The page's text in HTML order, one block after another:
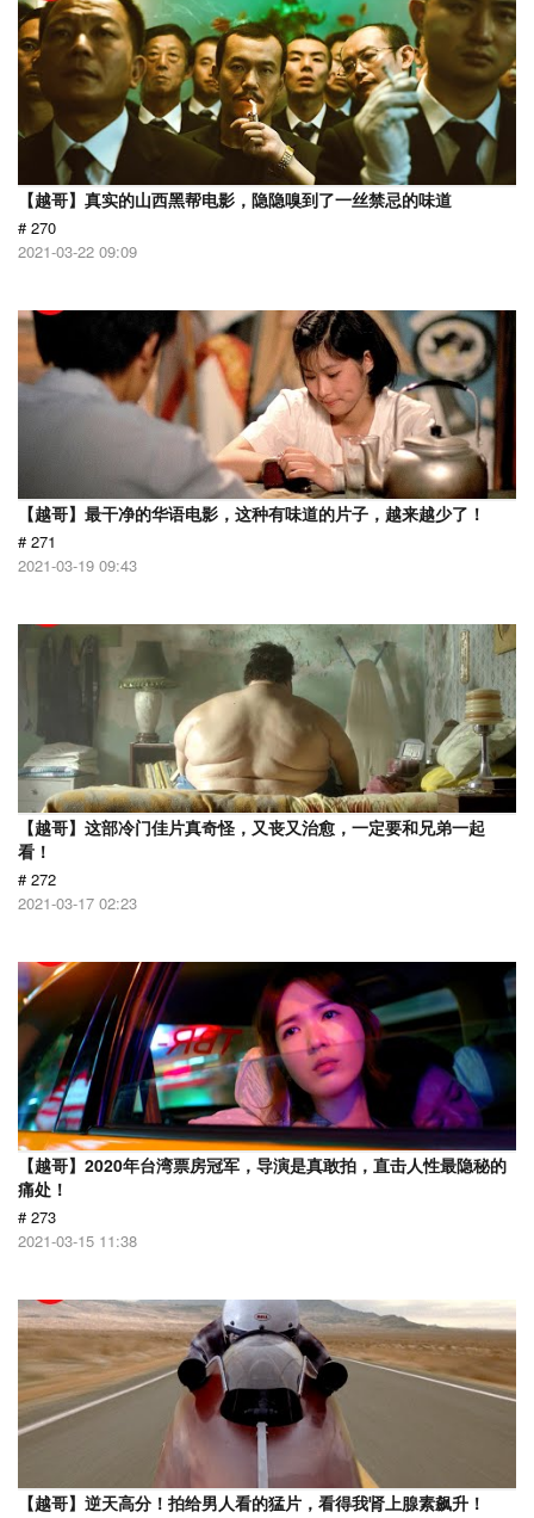
【越哥】真实的山西黑帮电影，隐隐嗅到了一丝禁忌的味道
# 270
2021-03-22 09:09
【越哥】最干净的华语电影，这种有味道的片子，越来越少了！
# 271
2021-03-19 09:43
【越哥】这部冷门佳片真奇怪，又丧又治愈，一定要和兄弟一起
看！
# 272
2021-03-17 02:23
【越哥】2020年台湾票房冠军，导演是真敢拍，直击人性最隐秘的
痛处！
# 273
2021-03-15 11:38
【越哥】逆天高分！拍给男人看的猛片，看得我肾上腺素飙升！